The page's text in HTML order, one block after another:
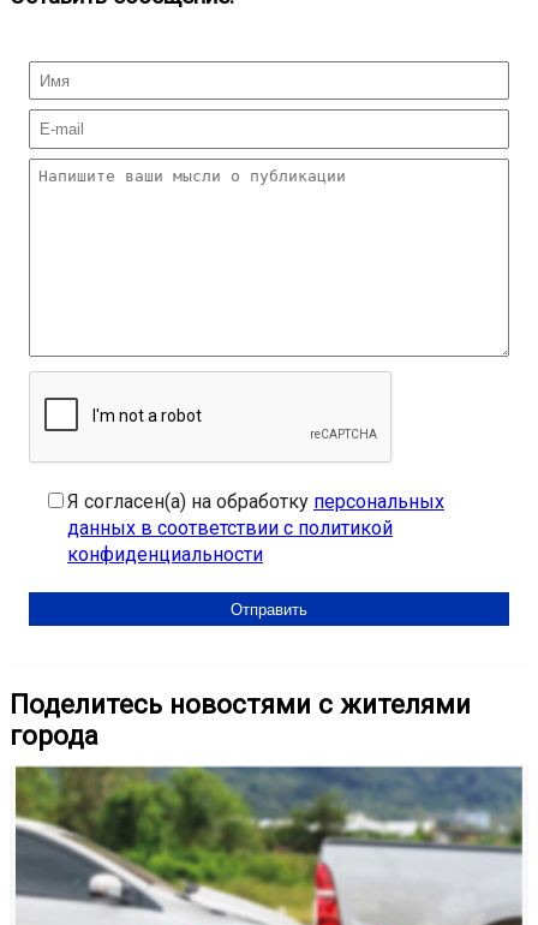
Я согласен(а) на обработку персональных
данных в соответствии с политикой
конфиденциальности
Поделитесь новостями с жителями
города